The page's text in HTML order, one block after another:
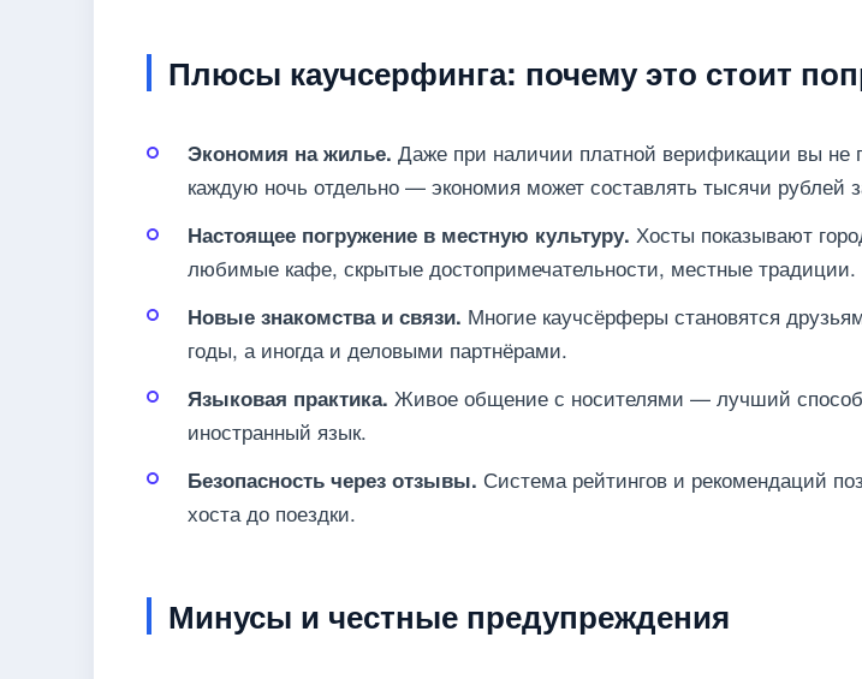
Плюсы каучсерфинга: почему это стоит
Экономия на жилье. Даже при наличии платной верификации вы не
каждую ночь отдельно — экономия может составлять тысячи рублей
Настоящее погружение в местную культуру. Хосты показывают
любимые кафе, скрытые достопримечательности, местные традиции.
Новые знакомства и связи. Многие каучсёрферы становятся
годы, а иногда и деловыми партнёрами.
Языковая практика. Живое общение с носителями — лучший способ
иностранный язык.
Безопасность через отзывы. Система рейтингов и рекомендаций
хоста до поездки.
Минусы и честные предупреждения